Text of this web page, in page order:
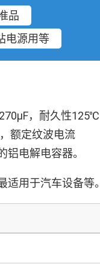
品
电源用等
，耐久性125℃
额定纹波电流
铝电解电容器。
适用于汽车设备等